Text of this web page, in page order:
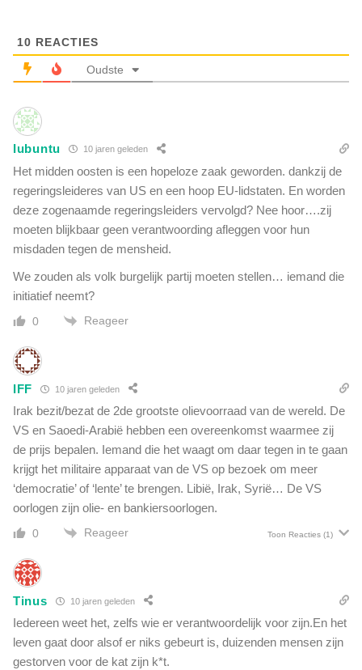
n
e
r
y
r
i
ë
S
n
e
a
i
n
o
r
t
o
n
t
a
e
t
e
k
n
n
a
n
v
a
10 REACTIES
Oudste
Iubuntu 10 jaren geleden
Het midden oosten is een hopeloze zaak geworden. dankzij de
regeringsleideres van US en een hoop EU-lidstaten. En worden
deze zogenaamde regeringsleiders vervolgd? Nee hoor….zij
moeten blijkbaar geen verantwoording afleggen voor hun
misdaden tegen de mensheid.
We zouden als volk burgelijk partij moeten stellen… iemand die
initiatief neemt?
0 Reageer
IFF 10 jaren geleden
Irak bezit/bezat de 2de grootste olievoorraad van de wereld. De
VS en Saoedi-Arabië hebben een overeenkomst waarmee zij
de prijs bepalen. Iemand die het waagt om daar tegen in te gaan
krijgt het militaire apparaat van de VS op bezoek om meer
‘democratie’ of ‘lente’ te brengen. Libië, Irak, Syrië… De VS
oorlogen zijn olie- en bankiersoorlogen.
0 Reageer Toon Reacties (1)
Tinus 10 jaren geleden
Iedereen weet het, zelfs wie er verantwoordelijk voor zijn.En het
leven gaat door alsof er niks gebeurt is, duizenden mensen zijn
gestorven voor de kat zijn k*t.